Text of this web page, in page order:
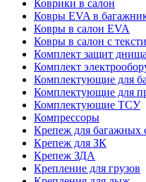
Коврики в салон
Ковры EVA в
Ковры в салон EVA
Ковры в салон с
Комплект защит днища
Комплект
Комплектующие для
Комплектующие для
Комплектующие ТСУ
Компрессоры
Крепеж для багажных
Крепеж для ЗК
Крепеж ЗДА
Крепление для грузов